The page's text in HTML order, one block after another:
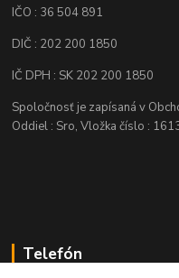
IČO : 36 504 891
DIČ : 202 200 1850
IČ DPH : SK 202 200 1850
Spoločnosť je zapísaná v
Oddiel : Sro, Vložka číslo :
Telefón